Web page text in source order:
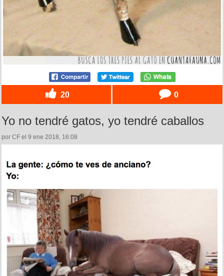
20 0
Yo no tendré gatos, yo tendré caballos
por CF el 9 ene 2018, 16:08